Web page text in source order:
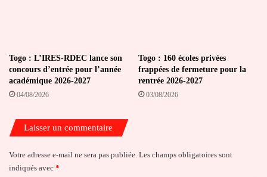
Togo : L’IRES-RDEC lance son
concours d’entrée pour l’année
académique 2026-2027
04/08/2026
Togo : 160 écoles privées
frappées de fermeture pour la
rentrée 2026-2027
03/08/2026
Laisser un commentaire
Votre adresse e-mail ne sera pas publiée. Les champs obligatoires sont
indiqués avec *